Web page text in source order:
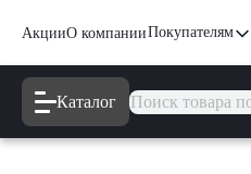
АкцииО компанииПокупателям
Каталог